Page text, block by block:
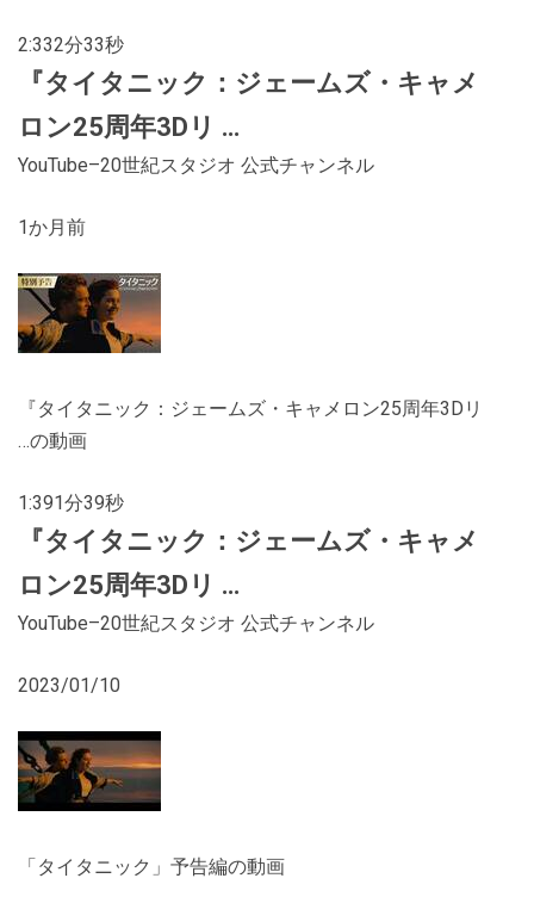
2:332分33秒
『タイタニック ：ジェームズ・キャメ
ロン25周年3Dリ …
YouTube–20世紀スタジオ 公式チャンネル
1か月前
『タイタニック：ジェームズ・キャメロン25周年3Dリ
…の動画
1:391分39秒
『タイタニック ：ジェームズ・キャメ
ロン25周年3Dリ …
YouTube–20世紀スタジオ 公式チャンネル
2023/01/10
「タイタニック」予告編の動画